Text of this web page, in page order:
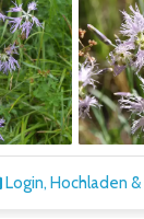
Login, Hochladen &